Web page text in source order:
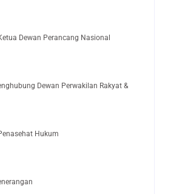
Dewan Perancang Nasional
Dewan Perwakilan Rakyat & Majelis
Hukum